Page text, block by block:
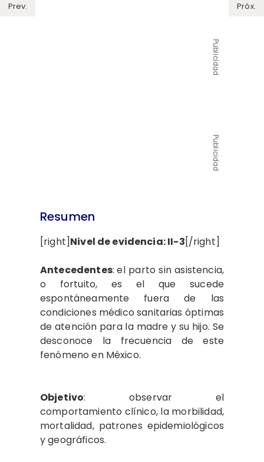
Prev. Próx.
Publicidad
Publicidad
Resumen
[right]Nivel de evidencia: II-3[/right]
Antecedentes: el parto sin asistencia,
o fortuito, es el que sucede
espontáneamente fuera de las
condiciones médico sanitarias óptimas
de atención para la madre y su hijo. Se
desconoce la frecuencia de este
fenómeno en México.
Objetivo: observar el
comportamiento clínico, la morbilidad,
mortalidad, patrones epidemiológicos
y geográficos.